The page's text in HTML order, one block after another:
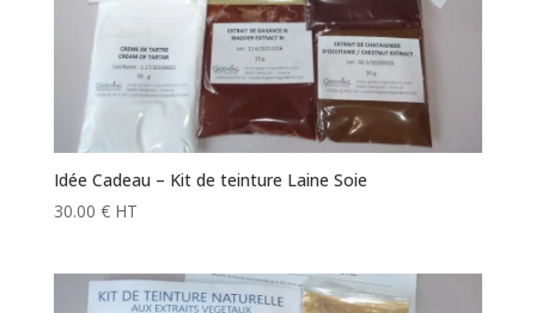
Idée Cadeau – Kit de teinture Laine Soie
30.00 € HT